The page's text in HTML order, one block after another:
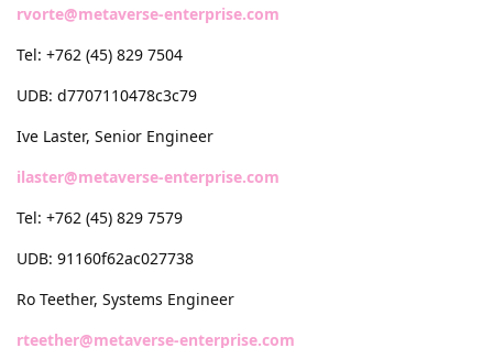
rvorte@metaverse-enterprise.com
Tel: +762 (45) 829 7504
UDB: d7707110478c3c79
Ive Laster, Senior Engineer
ilaster@metaverse-enterprise.com
Tel: +762 (45) 829 7579
UDB: 91160f62ac027738
Ro Teether, Systems Engineer
rteether@metaverse-enterprise.com